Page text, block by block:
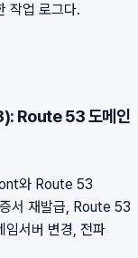
작업 로그다.
Route 53 도메인
와 Route 53
서 재발급, Route 53
서버 변경, 전파